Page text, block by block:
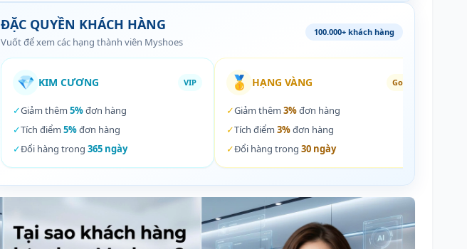
ĐẶC QUYỀN KHÁCH HÀNG
Vuốt để xem các hạng thành viên Myshoes
100.000+ khách hàng
💎 KIM CƯƠNG VIP
✓Giảm thêm 5%đơn hàng
✓Tích điểm 5%đơn hàng
✓Đổi hàng trong 365 ngày
🥇 HẠNG VÀNG Gold
✓Giảm thêm 3%đơn hàng
✓Tích điểm 3%đơn hàng
✓Đổi hàng trong 30 ngày